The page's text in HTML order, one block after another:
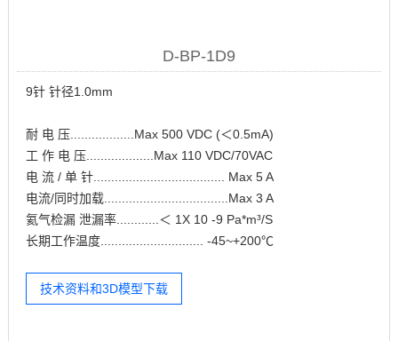
D-BP-1D9
9针 针径1.0mm
耐 电 压..................Max 500 VDC (＜0.5mA)
工 作 电 压...................Max 110 VDC/70VAC
电 流 / 单 针..................................... Max 5 A
电流/同时加载...................................Max 3 A
氦气检漏 泄漏率............＜ 1X 10 -9 Pa*m³/S
长期工作温度............................. -45~+200℃
技术资料和3D模型下载